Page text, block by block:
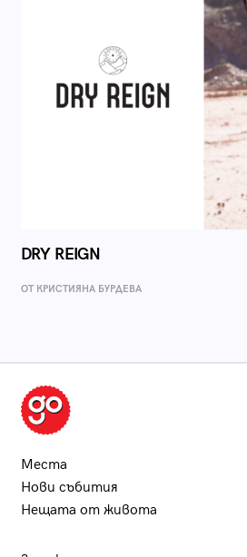
DRY REIGN
ОТ КРИСТИЯНА БУРДЕВА
Места
Нови събития
Нещата от живота